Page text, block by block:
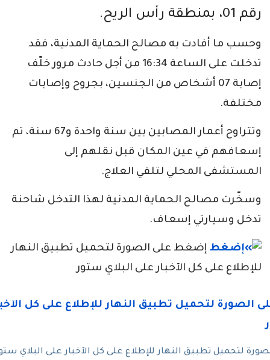
رقم 01، بمنطقة رأس الريح.
وحسب ما أفادت به مصالح الحماية المدنية، فقد
تدخلت على الساعة 16:34 من أجل حادث مرور خلّف
إصابة 07 أشخاص من الجنسين، بجروح وإصابات
مختلفة.
وتتراوح أعمار المصابين بين سنة واحدة و67 سنة، تم
إسعافهم في عين المكان قبل نقلهم إلى
المستشفى المحلي لتلقي العلاج.
وسخّرت مصالح الحماية المدنية لهذا التدخل شاحنة
تدخل وسيارتي إسعاف.
إضغط على الصورة لتحميل تطبيق النهار
للإطلاع على كل الآخبار على البلاي ستور
لتحميل تطبيق النهار للإطلاع على كل الآخبار على البلاي